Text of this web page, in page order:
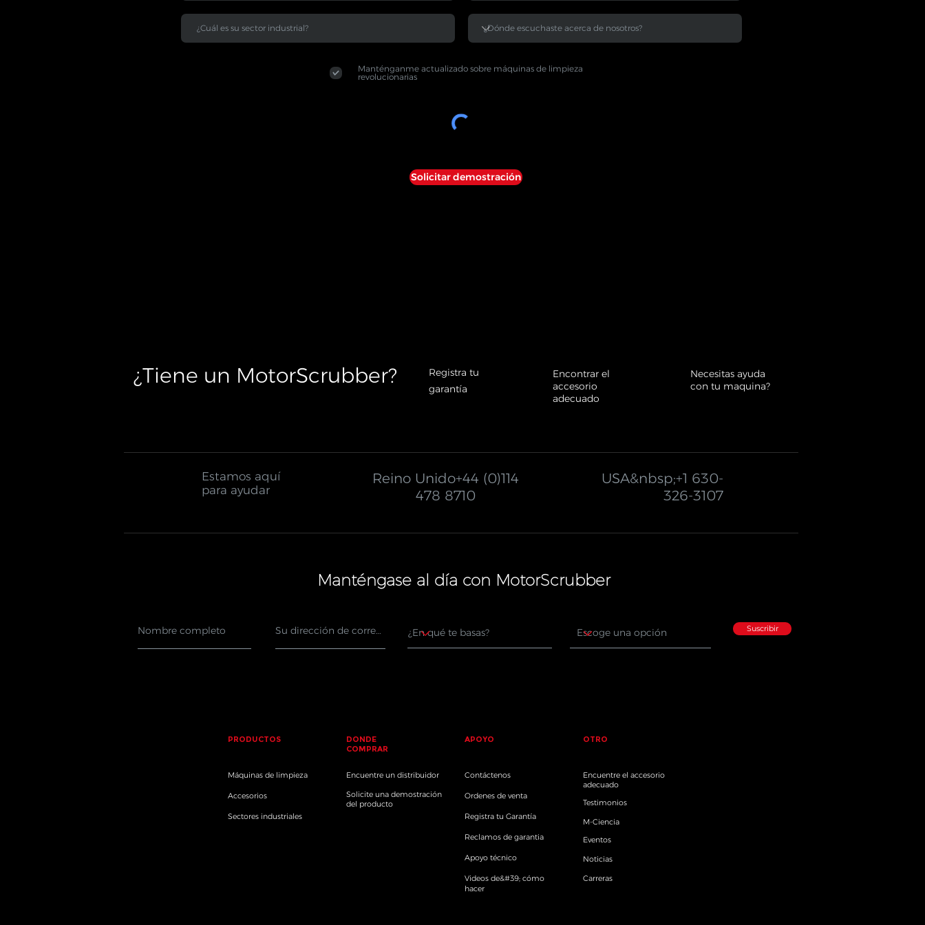
Manténganme actualizado sobre máquinas de limpieza
revolucionarias
Solicitar demostración
¿Tiene un MotorScrubber?​
Registra tu
garantía
Encontrar el
accesorio
adecuado
Necesitas ayuda
con tu maquina?
Estamos aquí
para ayudar
Reino Unido+44 (0)114
478 8710
USA&nbsp;+1 630-
326-3107
Manténgase al día con MotorScrubber
Suscribir
PRODUCTOS
DONDE
COMPRAR
APOYO OTRO
Máquinas de limpieza
Accesorios
Sectores industriales
Encuentre un distribuidor
Solicite una demostración
del producto
Contáctenos
Ordenes de venta
Registra tu Garantía
Reclamos de garantia
Apoyo técnico
Videos de&#39; cómo
hacer
Encuentre el accesorio
adecuado
Testimonios
M-Ciencia
Eventos
Noticias
Carreras